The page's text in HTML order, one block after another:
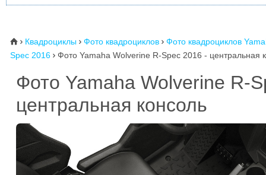
⌂  Квадроциклы  Фото квадроциклов  Фото квадроциклов
Spec 2016  Фото Yamaha Wolverine R-Spec 2016 - центральная
Фото Yamaha Wolverine R-
центральная консоль